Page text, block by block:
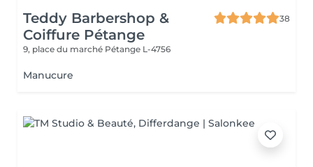
Teddy Barbershop &
Coiffure Pétange
38
9, place du marché Pétange L-4756
Manucure